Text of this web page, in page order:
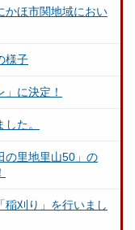
かほ市関地域におい
様子
に決定！
た。
の里地里山50」の
稲刈り」を行いまし